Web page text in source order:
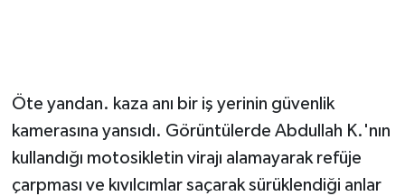
Öte yandan. kaza anı bir iş yerinin güvenlik
kamerasına yansıdı. Görüntülerde Abdullah K.'nın
kullandığı motosikletin virajı alamayarak refüje
çarpması ve kıvılcımlar saçarak sürüklendiği anlar